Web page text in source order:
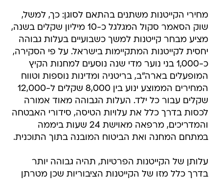
מחירי הקייטנות משתנים בהתאם לסוגן: כך, למשל,
שוק הסאמר סקול המגלגל כ-10 מיליון שקלים בשנה,
מציע מבחר קייטנות למשך כשבועיים בעלות גבוהה
יחסית לקייטנות המתקיימות בישראל. על פי הסקירה,
כ-1,000 בני נוער מדי שנה נוסעים למחנות הקיץ
המופעלים בארה"ב, בריטניה ומדינות נוספות וטווח
המחירים הממוצע ינוע בין 8,000 שקלים ל-12,000
שקלים עבור כל ילד. העלות הגבוהה מאוד אמורה
לכסות בדרך כלל את עלויות הטיסה, סידורי האבטחה
והמדריכים, מרפאה מאוישת 24 שעות ביממה
במתחם המחנה ואת הביטוח המובנה בתוך התוכנית.
עלותן של הקייטנות הפרטיות, תהיה גבוהה יותר
בדרך כלל מזו של הקייטנות הציבוריות שכן מטרתן